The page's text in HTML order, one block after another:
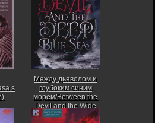
s
Между дьяволом и
глубоким синим
морем/Between the
Devil and the Wide
Blue Sea (2005)